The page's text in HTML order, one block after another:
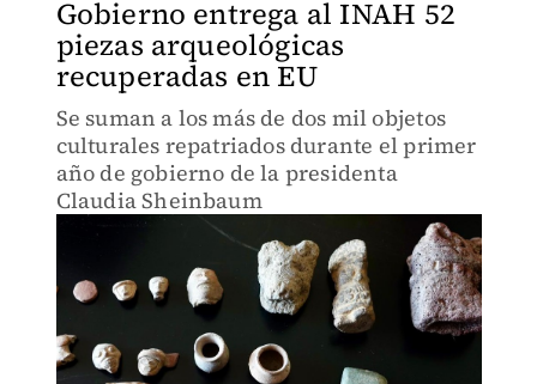
Gobierno entrega al INAH 52
piezas arqueológicas
recuperadas en EU
Se suman a los más de dos mil objetos
culturales repatriados durante el primer
año de gobierno de la presidenta
Claudia Sheinbaum